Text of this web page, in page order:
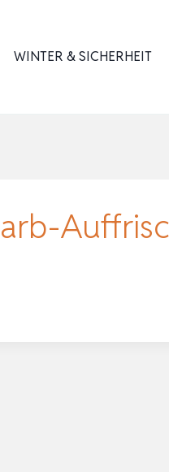
WINTER & SICHERHEIT